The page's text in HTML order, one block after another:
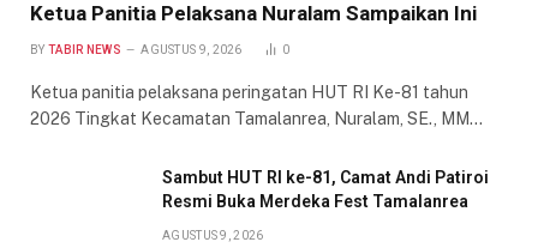
Ketua Panitia Pelaksana Nuralam Sampaikan Ini
BY TABIR NEWS AGUSTUS 9, 2026 0
Ketua panitia pelaksana peringatan HUT RI Ke-81 tahun
2026 Tingkat Kecamatan Tamalanrea, Nuralam, SE., MM…
Sambut HUT RI ke-81, Camat Andi Patiroi
Resmi Buka Merdeka Fest Tamalanrea
AGUSTUS 9, 2026